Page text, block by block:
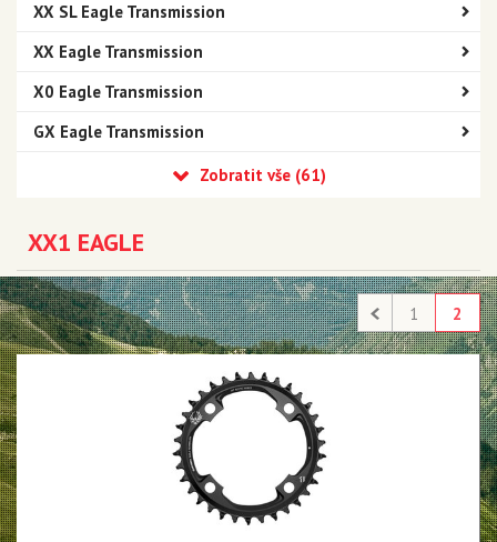
XX SL Eagle Transmission
XX Eagle Transmission
X0 Eagle Transmission
GX Eagle Transmission
Eagle 90 Transmission
XX DH Transmission - NEW!!!
Eagle S500 - NEW!!!
Eagle S200 - NEW!!!
XX1 EAGLE
1 2